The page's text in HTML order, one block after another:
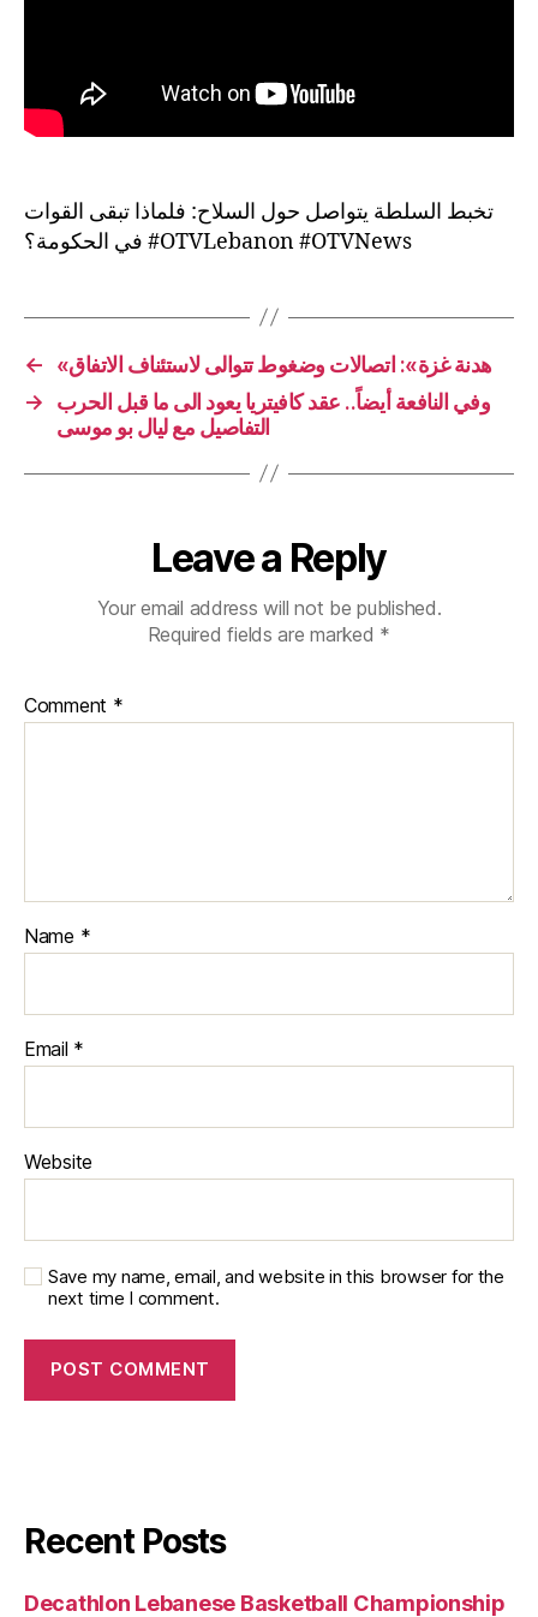
تخبط السلطة يتواصل حول السلاح: فلماذا تبقى القوات
في الحكومة؟ #OTVLebanon #OTVNews
←
«هدنة غزة»: اتصالات وضغوط تتوالى لاستئناف الاتفاق
→
وفي النافعة أيضاً.. عقد كافيتريا يعود الى ما قبل الحرب
التفاصيل مع ليال بو موسى
Leave a Reply
Your email address will not be published.
Required fields are marked *
Comment *
Name *
Email *
Website
Save my name, email, and website in this browser for the
next time I comment.
Recent Posts
Decathlon Lebanese Basketball Championship